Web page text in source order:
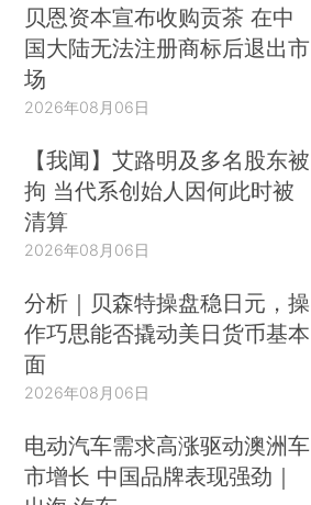
贝恩资本宣布收购贡茶 在中
国大陆无法注册商标后退出市
场
2026年08月06日
【我闻】艾路明及多名股东被
拘 当代系创始人因何此时被
清算
2026年08月06日
分析｜贝森特操盘稳日元，操
作巧思能否撬动美日货币基本
面
2026年08月06日
电动汽车需求高涨驱动澳洲车
市增长 中国品牌表现强劲｜